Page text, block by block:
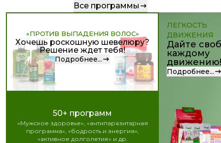
Все программы
«ПРОТИВ ВЫПАДЕНИЯ ВОЛОС»
Хочешь роскошную шевелюру?
Решение ждет тебя!
Подробнее...
50+ программ
«Мужское здоровье», «антипаразитарная
программа», «бодрость и энергия»,
«активное долголетие» и др.
ЛЕГКОСТЬ
ДВИЖЕНИЯ
Дайте
каждому
движению!
Подробнее...